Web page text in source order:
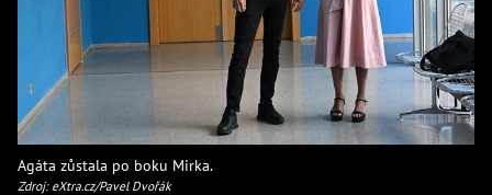
Agáta zůstala po boku Mirka.
Zdroj: eXtra.cz/Pavel Dvořák